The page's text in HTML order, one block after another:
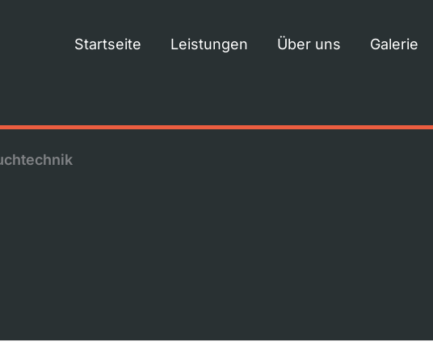
Startseite Leistungen Über uns Galerie